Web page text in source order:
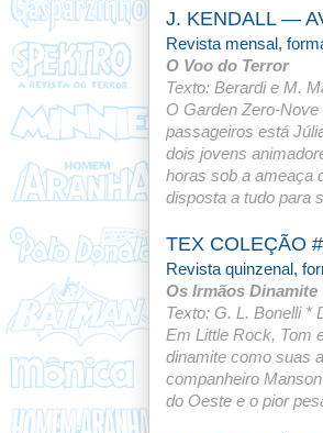
J. KENDALL —
Revista mensal,
O Voo do Terror
Texto: Berardi e M.
O Garden Zero-
passageiros está
dois jovens
horas sob a ameaça
disposta a tudo para
TEX COLEÇÃO
Revista quinzenal,
Os Irmãos Dinamite
Texto: G. L. Bonelli *
Em Little Rock, Tom
dinamite como suas
companheiro
do Oeste e o pior